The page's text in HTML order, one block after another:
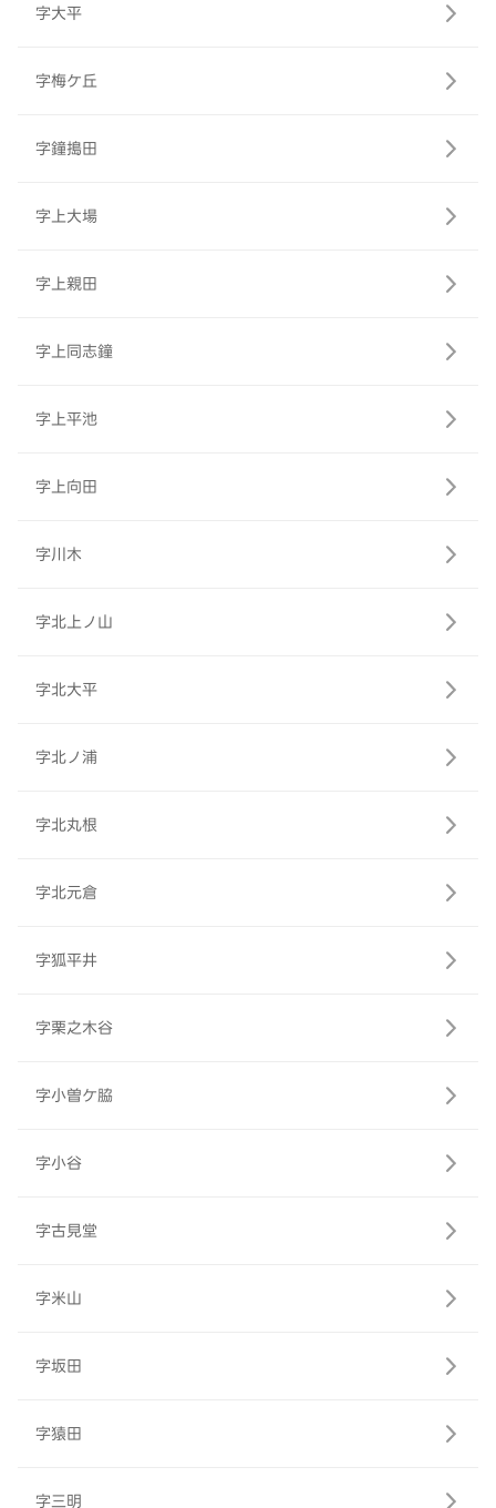
字大平
字梅ケ丘
字鐘搗田
字上大場
字上親田
字上同志鐘
字上平池
字上向田
字川木
字北上ノ山
字北大平
字北ノ浦
字北丸根
字北元倉
字狐平井
字栗之木谷
字小曽ケ脇
字小谷
字古見堂
字米山
字坂田
字猿田
字三明